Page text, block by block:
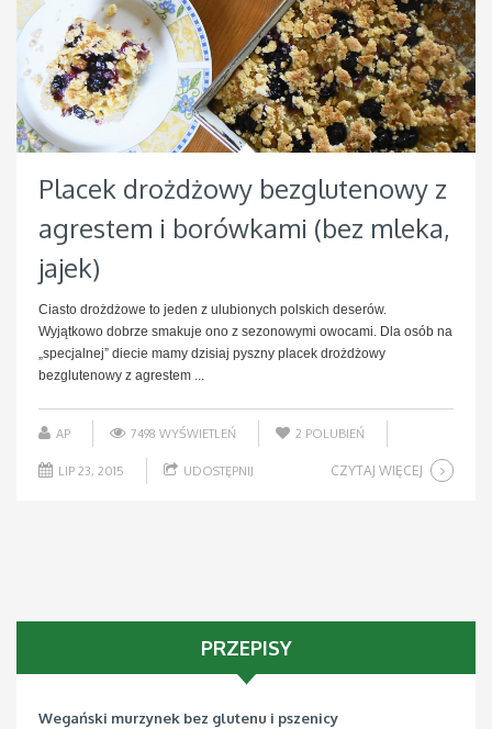
Placek drożdżowy bezglutenowy z
agrestem i borówkami (bez mleka,
jajek)
Ciasto drożdżowe to jeden z ulubionych polskich deserów.
Wyjątkowo dobrze smakuje ono z sezonowymi owocami. Dla osób na
„specjalnej” diecie mamy dzisiaj pyszny placek drożdżowy
bezglutenowy z agrestem ...
AP 7498 WYŚWIETLEŃ 2 POLUBIEŃ
LIP 23, 2015 UDOSTĘPNIJ CZYTAJ WIĘCEJ
PRZEPISY
Wegański murzynek bez glutenu i pszenicy